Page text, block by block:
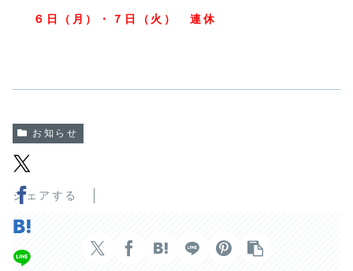
６ 日（月）・７日（火） 連休
お知らせ
シェアする